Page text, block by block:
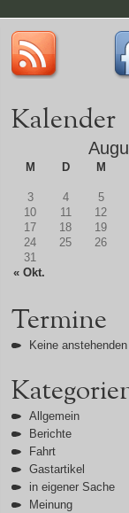
Kalender
M D M
« Okt.
3
4 5
10
11 12
17
18 19
24
25 26
31
Termine
Keine
Allgemein
Berichte
Fahrt
Gastartikel
in eigener Sache
Meinung